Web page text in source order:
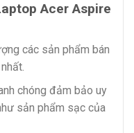
Acer Aspire
các sản phẩm bán
chóng đảm bảo uy
sản phẩm sạc của